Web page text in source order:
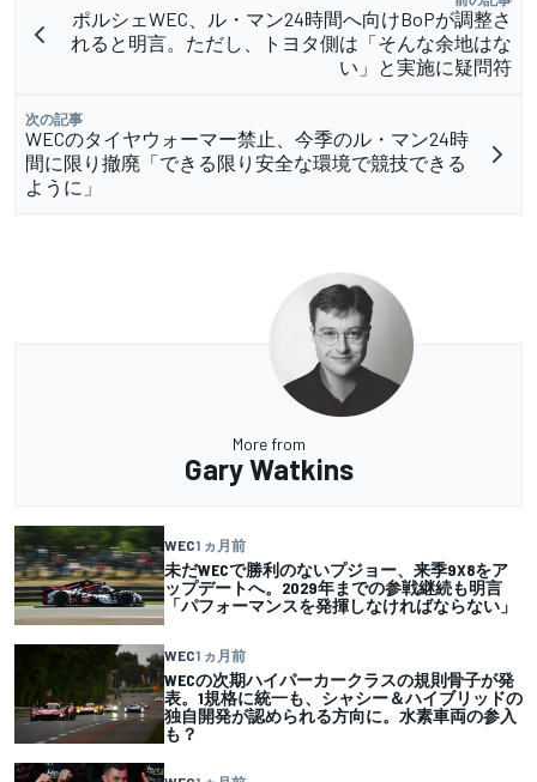
ポルシェWEC、ル・マン24時間へ向けBoPが調整さ
れると明言。ただし、トヨタ側は「そんな余地はな
い」と実施に疑問符
次の記事
WECのタイヤウォーマー禁止、今季のル・マン24時
間に限り撤廃「できる限り安全な環境で競技できる
ように」
More from
Gary Watkins
WEC1 ヵ月前
未だWECで勝利のないプジョー、来季9X8をア
ップデートへ。2029年までの参戦継続も明言
「パフォーマンスを発揮しなければならない」
WEC1 ヵ月前
WECの次期ハイパーカークラスの規則骨子が発
表。1規格に統一も、シャシー＆ハイブリッドの
独自開発が認められる方向に。水素車両の参入
も？